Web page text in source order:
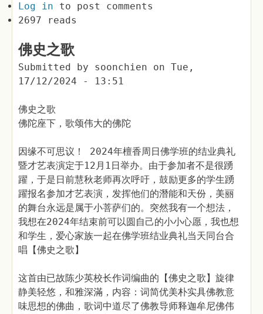
Log in to post comments
2697 reads
佛史之歌
Submitted by soonchien on Tue,
17/12/2024 - 13:51
佛史之歌
佛陀座下，歌颂伟大的佛陀
因缘不可思议！ 2024年檀香周日佛学班的结业典礼
暨才艺表演定于12月1日举办。由于参加者不是很踴
躍，于是日前慧秋老师再次呼吁，鼓励更多的学生踴
躍报名参加才艺表演，发挥他们的潛能和天份，美丽
的舞台永远是属于小菩萨们的。突然我有一个想法，
我想在2024年结束前可以圆自己的小小心愿，我也想
和学生，爱心家族一起在佛学班结业典礼当天同台合
唱【佛史之歌】
这首由已故陈少英校长作词编曲的【佛史之歌】旋律
静美轻悠，和雅深滿，内容：词简优美朴实具佛教意
味思想的佛曲，歌词中道尽了佛教导师释迦牟尼佛伟